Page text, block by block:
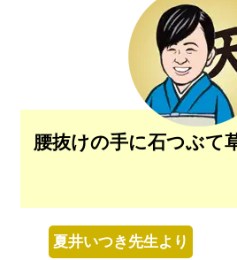
腰抜けの手に石つぶて
夏井いつき先生より